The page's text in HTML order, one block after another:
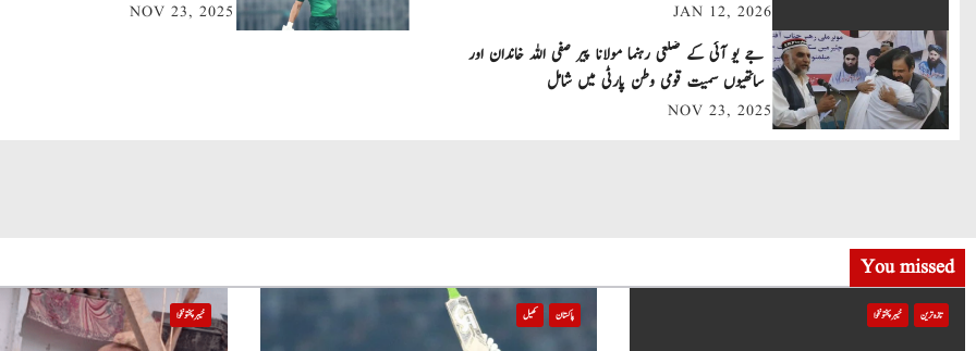
a
v
i
t
i
JAN 12, 2026
NOV 23, 2025
جے یو آئی کے ضلعی رہنما مولانا پیر صفی اللہ خاندان اور
ساتھیوں سمیت قومی وطن پارٹی میں شامل
NOV 23, 2025
You missed
تازہ ترین خیبر پختونخوا پاکستان کھیل خیبر پختونخوا